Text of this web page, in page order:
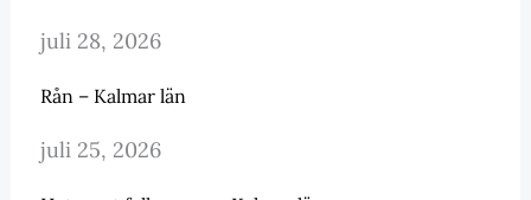
juli 28, 2026
Rån – Kalmar län
juli 25, 2026